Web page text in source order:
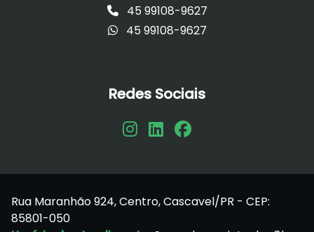
45 99108-9627
45 99108-9627
Redes Sociais
Rua Maranhão 924, Centro, Cascavel/PR - CEP:
85801-050